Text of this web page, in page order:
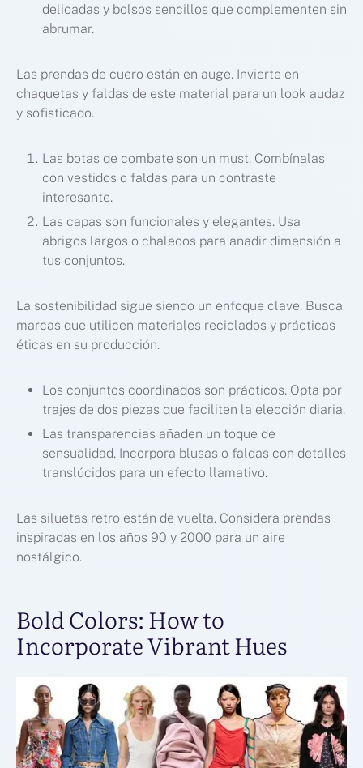
delicadas y bolsos sencillos que complementen sin
abrumar.
Las prendas de cuero están en auge. Invierte en
chaquetas y faldas de este material para un look audaz
y sofisticado.
Las botas de combate son un must. Combínalas
con vestidos o faldas para un contraste
interesante.
Las capas son funcionales y elegantes. Usa
abrigos largos o chalecos para añadir dimensión a
tus conjuntos.
La sostenibilidad sigue siendo un enfoque clave. Busca
marcas que utilicen materiales reciclados y prácticas
éticas en su producción.
Los conjuntos coordinados son prácticos. Opta por
trajes de dos piezas que faciliten la elección diaria.
Las transparencias añaden un toque de
sensualidad. Incorpora blusas o faldas con detalles
translúcidos para un efecto llamativo.
Las siluetas retro están de vuelta. Considera prendas
inspiradas en los años 90 y 2000 para un aire
nostálgico.
Bold Colors: How to
Incorporate Vibrant Hues